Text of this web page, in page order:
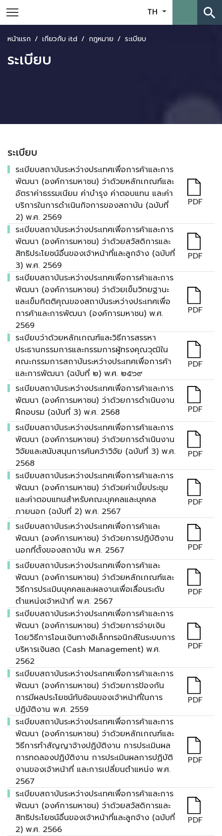
TH search
หน้าแรก เกี่ยวกับ itd กฎหมาย ระเบียบ
ระเบียบ
ระเบียบ
ระเบียบสถาบันระหว่างประเทศเพื่อการค้าและการ
พัฒนา (องค์การมหาชน) ว่าด้วยหลักเกณฑ์และ
อัตราค่าธรรมเนียม ค่าบำรุง ค่าตอบแทน และค่า
บริการในการดำเนินกิจการของสถาบัน (ฉบับที่
2) พ.ศ. 2569
PDF
ระเบียบสถาบันระหว่างประเทศเพื่อการค้าและการ
พัฒนา (องค์การมหาชน) ว่าด้วยสวัสดิการและ
สิทธิประโยชน์อื่นของเจ้าหน้าที่และลูกจ้าง (ฉบับที่
3) พ.ศ. 2569
PDF
ระเบียบสถาบันระหว่างประเทศเพื่อการค้าและการ
พัฒนา (องค์การมหาชน) ว่าด้วยเข็มวิทยฐานะ
และเข็มกิตติคุณของสถาบันระหว่างประเทศเพื่อ
การค้าและการพัฒนา (องค์การมหาชน) พ.ศ.
2569
PDF
ระเบียบว่าด้วยหลักเกณฑ์และวิธีการสรรหา
ประธานกรรมการและกรรมการผู้ทรงคุณวุฒิใน
คณะกรรมการสถาบันระหว่างประเทศเพื่อการค้า
และการพัฒนา (ฉบับที่ ๒) พ.ศ. ๒๕๖๙
PDF
ระเบียบสถาบันระหว่างประเทศเพื่อการค้าและการ
พัฒนา (องค์การมหาชน) ว่าด้วยการดำเนินงาน
ฝึกอบรม (ฉบับที่ 3) พ.ศ. 2568
PDF
ระเบียบสถาบันระหว่างประเทศเพื่อการค้าและการ
พัฒนา (องค์การมหาชน) ว่าด้วยการดำเนินงาน
วิจัยและสนับสนุนการค้นคว้าวิจัย (ฉบับที่ 3) พ.ศ.
2568
PDF
ระเบียบสถาบันระหว่างประเทศเพื่อการค้าและการ
พัฒนา (องค์การมหาชน) ว่าด้วยค่าเบี้ยประชุม
และค่าตอบแทนสำหรับคณะบุคคลและบุคคล
ภายนอก (ฉบับที่ 2) พ.ศ. 2567
PDF
ระเบียบสถาบันระหว่างประเทศเพื่อการค้าและ
พัฒนา (องค์การมหาชน) ว่าด้วยการปฏิบัติงาน
นอกที่ตั้งของสถาบัน พ.ศ. 2567
PDF
ระเบียบสถาบันระหว่างประเทศเพื่อการค้าและ
พัฒนา (องค์การมหาชน) ว่าด้วยหลักเกณฑ์และ
วิธีการประเมินบุคคลและผลงานเพื่อเลื่อนระดับ
ตำแหน่งเจ้าหน้าที่ พ.ศ. 2567
PDF
ระเบียบสถาบันระหว่างประเทศเพื่อการค้าและการ
พัฒนา (องค์การมหาชน) ว่าด้วยการจ่ายเงิน
โดยวิธีการโอนเงินทางอิเล็กทรอนิกส์ในระบบการ
บริหารเงินสด (Cash Management) พ.ศ.
2562
PDF
ระเบียบสถาบันระหว่างประเทศเพื่อการค้าและการ
พัฒนา (องค์การมหาชน) ว่าด้วยการป้องกัน
การมีผลประโยชน์ทับซ้อนของเจ้าหน้าที่ในการ
ปฏิบัติงาน พ.ศ. 2559
PDF
ระเบียบสถาบันระหว่างประเทศเพื่อการค้าและการ
พัฒนา (องค์การมหาชน) ว่าด้วยหลักเกณฑ์และ
วิธีการทำสัญญาจ้างปฏิบัติงาน การประเมินผล
การทดลองปฏิบัติงาน การประเมินผลการปฏิบัติ
งานของเจ้าหน้าที่ และการเปลี่ยนตำแหน่ง พ.ศ.
2567
PDF
ระเบียบสถาบันระหว่างประเทศเพื่อการค้าและการ
พัฒนา (องค์การมหาชน) ว่าด้วยสวัสดิการและ
สิทธิประโยชน์อื่นของเจ้าหน้าที่และลูกจ้าง (ฉบับที่
2) พ.ศ. 2566
PDF